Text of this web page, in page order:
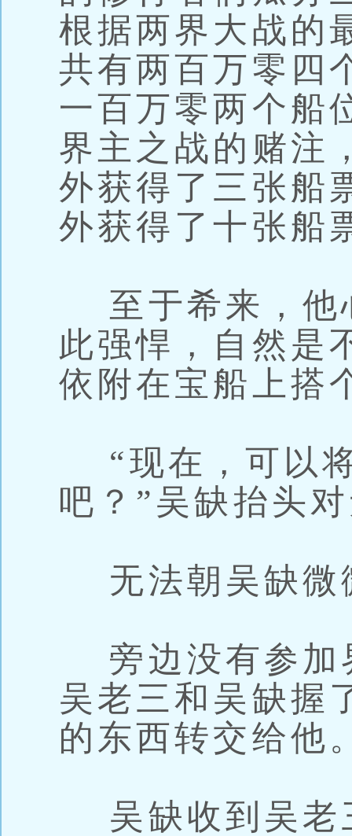
根据两界大战的
共有两百万零四
一百万零两个船
界主之战的赌注
外获得了三张船
外获得了十张船
至于希来，他
此强悍，自然是
依附在宝船上搭
“现在，可以
吧？”吴缺抬头
无法朝吴缺微
旁边没有参加
吴老三和吴缺握
的东西转交给他
吴缺收到吴老